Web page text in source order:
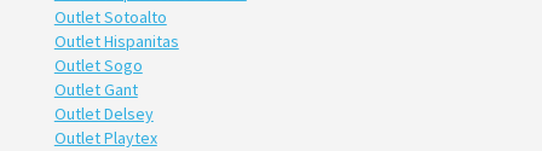
Outlet Sotoalto
Outlet Hispanitas
Outlet Sogo
Outlet Gant
Outlet Delsey
Outlet Playtex